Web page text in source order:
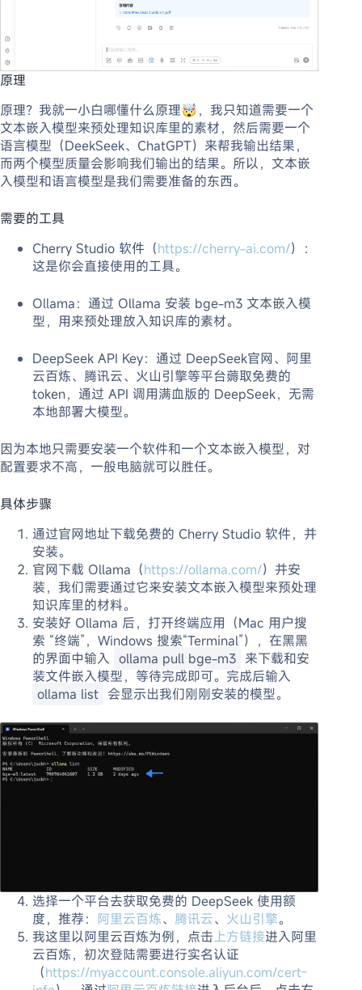
原理
原理？我就一小白哪懂什么原理🤯，我只知道需要一个
文本嵌入模型来预处理知识库里的素材，然后需要一个
语言模型（DeekSeek、ChatGPT）来帮我输出结果，
而两个模型质量会影响我们输出的结果。所以，文本嵌
入模型和语言模型是我们需要准备的东西。
需要的工具
Cherry Studio 软件（https://cherry-ai.com/）：
这是你会直接使用的工具。
Ollama：通过 Ollama 安装 bge-m3 文本嵌入模
型，用来预处理放入知识库的素材。
DeepSeek API Key：通过 DeepSeek官网、阿里
云百炼、腾讯云、火山引擎等平台薅取免费的
token，通过 API 调用满血版的 DeepSeek，无需
本地部署大模型。
因为本地只需要安装一个软件和一个文本嵌入模型，对
配置要求不高，一般电脑就可以胜任。
具体步骤
通过官网地址下载免费的 Cherry Studio 软件，并
安装。
官网下载 Ollama（https://ollama.com/）并安
装，我们需要通过它来安装文本嵌入模型来预处理
知识库里的材料。
安装好 Ollama 后，打开终端应用（Mac 用户搜
索 “终端”，Windows 搜索“Terminal”），在黑黑
的界面中输入 ollama pull bge-m3 来下载和安
装文件嵌入模型，等待完成即可。完成后输入
ollama list 会显示出我们刚刚安装的模型。
选择一个平台去获取免费的 DeepSeek 使用额
度，推荐： 阿里云百炼、 腾讯云、 火山引擎。
我这里以阿里云百炼为例，点击上方链接进入阿里
云百炼，初次登陆需要进行实名认证
（https://myaccount.console.aliyun.com/cert-